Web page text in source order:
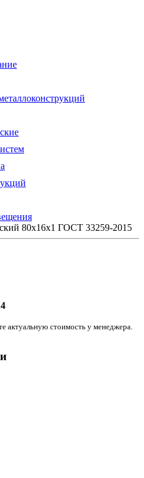
актуальную стоимость у менеджера.